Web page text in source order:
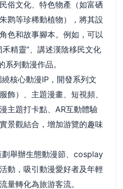
俗文化、特色物產（如富硒
鹮等珍稀動植物），將其設
色和故事腳本。例如，可以
精靈”、講述漢陰移民文化
系列動漫作品。
繞核心動漫IP，開發系列文
飾）、主題漫畫、短視頻、
主題打卡點、AR互動體驗
景觀結合，增加游覽的趣味
劃舉辦生態動漫節、cosplay
動，吸引動漫愛好者及年輕
量轉化為旅游客流。